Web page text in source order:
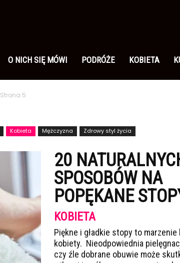
O NICH SIĘ MÓWI PODRÓŻE KOBIETA
Strona 5
Kobieta Mężczyzna Zdrowy styl życia
20
SPOSOBÓW NA
POPĘKANE
KOBIETA
Piękne i gładkie stopy to marzenie
kobiety. Nieodpowiednia
czy źle dobrane obuwie może